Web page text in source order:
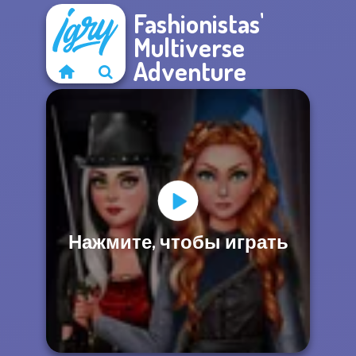
Fashionistas'
Multiverse
Adventure
Нажмите, чтобы играть